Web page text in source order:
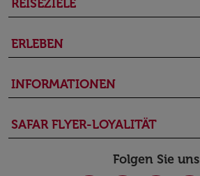
REISEZIELE
ERLEBEN
INFORMATIONEN
SAFAR FLYER-LOYALITÄT
Folgen Sie uns